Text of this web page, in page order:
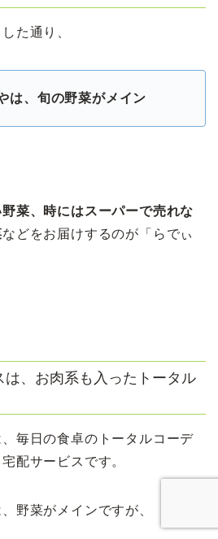
た通り、
は、旬の野菜がメイン
菜、時にはスーパーで売れな
などをお届けするのが「らでぃ
は、お肉系も入ったトータル
毎日の食卓のトータルコーデ
配サービスです。
野菜がメインですが、